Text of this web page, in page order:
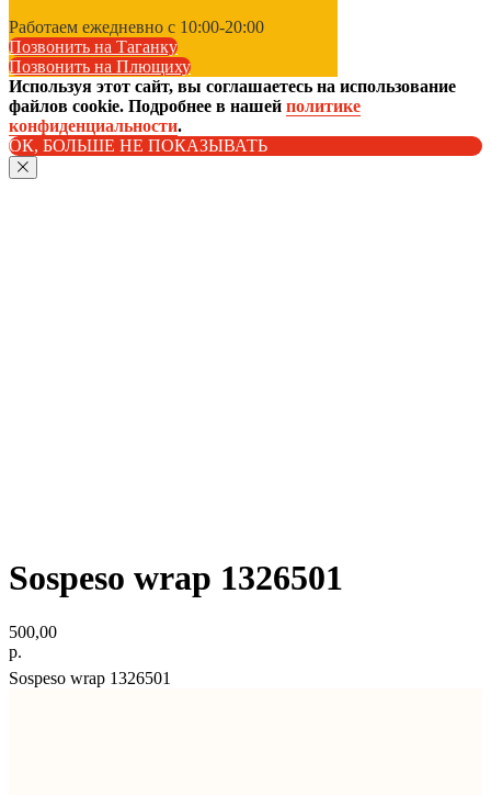
Работаем ежедневно с 10:00-20:00
Позвонить на Таганку
Позвонить на Плющиху
Используя этот сайт, вы соглашаетесь на использование
файлов cookie. Подробнее в нашей политике
конфиденциальности.
ОК, БОЛЬШЕ НЕ ПОКАЗЫВАТЬ
Sospeso wrap 1326501
500,00
р.
Sospeso wrap 1326501